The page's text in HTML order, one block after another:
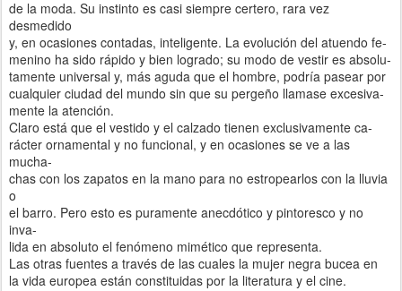
de la moda. Su instinto es casi siempre certero, rara vez
desmedido
y, en ocasiones contadas, inteligente. La evolución del atuendo fe-
menino ha sido rápido y bien logrado; su modo de vestir es absolu-
tamente universal y, más aguda que el hombre, podría pasear por
cualquier ciudad del mundo sin que su pergeño llamase excesiva-
mente la atención.
Claro está que el vestido y el calzado tienen exclusivamente ca-
rácter ornamental y no funcional, y en ocasiones se ve a las
mucha-
chas con los zapatos en la mano para no estropearlos con la lluvia
o
el barro. Pero esto es puramente anecdótico y pintoresco y no
inva-
lida en absoluto el fenómeno mimético que representa.
Las otras fuentes a través de las cuales la mujer negra bucea en
la vida europea están constituidas por la literatura y el cine.